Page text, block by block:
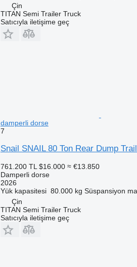
Çin
TITAN Semi Trailer Truck
Satıcıyla iletişime geç
damperli dorse
7
Snail SNAIL 80 Ton Rear Dump
761.200 TL $16.000 ≈ €13.850
Damperli dorse
2026
Yük kapasitesi 80.000 kg Süspansiyon
Çin
TITAN Semi Trailer Truck
Satıcıyla iletişime geç